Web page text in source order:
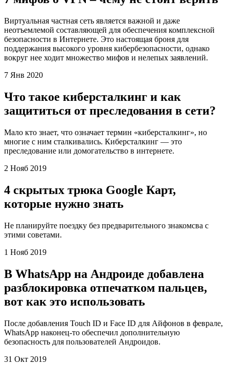
Виртуальная частная сеть является важной и даже
неотъемлемой составляющей для обеспечения комплексной
безопасности в Интернете. Это настоящая броня для
поддержания высокого уровня кибербезопасности, однако
вокруг нее ходит множество мифов и нелепых заявлений.
7 Янв 2020
Что такое киберсталкинг и как
защититься от преследования в сети?
Мало кто знает, что означает термин «киберсталкинг», но
многие с ним сталкивались. Киберсталкинг — это
преследование или домогательство в интернете.
2 Нояб 2019
4 скрытых трюка Google Карт,
которые нужно знать
Не планируйте поездку без предварительного знакомсва с
этими советами.
1 Нояб 2019
В WhatsApp на Андроиде добавлена
разблокировка отпечатком пальцев,
вот как это использовать
После добавления Touch ID и Face ID для Айфонов в феврале,
WhatsApp наконец-то обеспечил дополнительную
безопасность для пользователей Андроидов.
31 Окт 2019